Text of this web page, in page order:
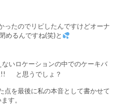
ったのでリピしたんですけどオーナ
めるんですね(笑)と
いロケーションの中でのケーキバ
と思うでしょ？
点を最後に私の本音として書かせて
す。